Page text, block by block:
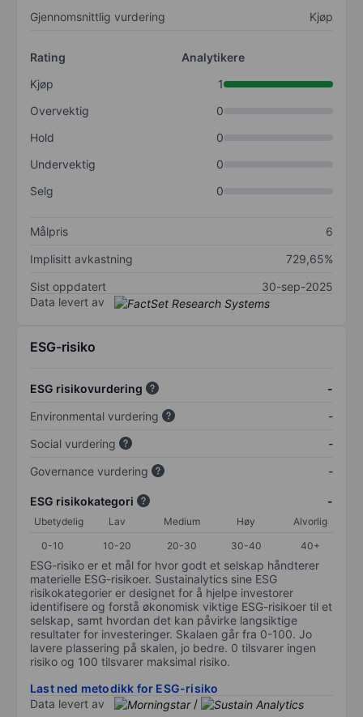
Gjennomsnittlig vurdering Kjøp
Rating
Analytikere
Kjøp
1
Overvektig
0
Hold
0
Undervektig
0
Selg
0
Målpris
6
Implisitt avkastning
729,65%
Sist oppdatert
30-sep-2025
Data levert av
ESG-risiko
ESG risikovurdering
-
Environmental vurdering
-
Social vurdering
-
Governance vurdering
-
ESG risikokategori -
Ubetydelig Lav Medium Høy
Alvorlig
0-10
10-20 20-30 30-40 40+
ESG-risiko er et mål for hvor godt et selskap håndterer
materielle ESG-risikoer. Sustainalytics sine ESG
risikokategorier er designet for å hjelpe investorer
identifisere og forstå økonomisk viktige ESG-risikoer til et
selskap, samt hvordan det kan påvirke langsiktige
resultater for investeringer. Skalaen går fra 0-100. Jo
lavere plassering på skalen, jo bedre. 0 tilsvarer ingen
risiko og 100 tilsvarer maksimal risiko.
Last ned metodikk for ESG-risiko
Data levert av
/